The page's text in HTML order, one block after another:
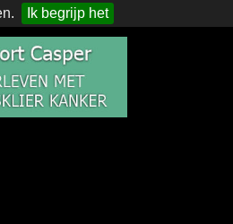
Ik begrijp het